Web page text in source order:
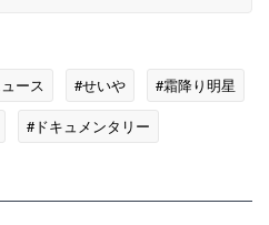
ース #せいや
#霜降り明星
#ドキュメンタリー